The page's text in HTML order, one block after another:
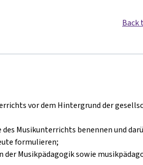
Back
vor dem Hintergrund der
Musikunterrichts benennen und
formulieren;
Musikpädagogik sowie